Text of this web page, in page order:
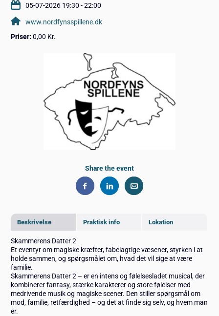
Beskrivelse Praktisk info Lokation
Skammerens Datter 2
Et eventyr om magiske kræfter, fabelagtige væsener, styrken i at
holde sammen, og spørgsmålet om, hvad det vil sige at være
familie.
Skammerens Datter 2 – er en intens og følelsesladet musical, der
kombinerer fantasy, stærke karakterer og store følelser med
medrivende musik og magiske scener. Den stiller spørgsmål om
mod, familie, retfærdighed – og det at finde sig selv, og hvem man
er.
05-07-2026 19:30 - 22:00
www.nordfynsspillene.dk
Priser: 0,00 Kr.
Share the event